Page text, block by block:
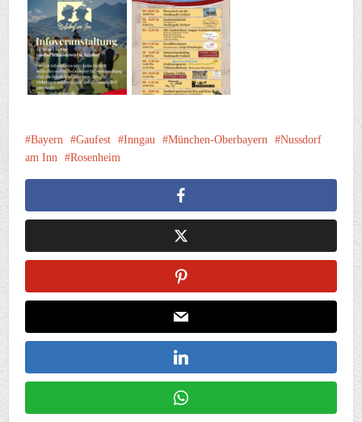
Bayern Gaufest Inngau München-Oberbayern
Nussdorf
am Inn
Rosenheim